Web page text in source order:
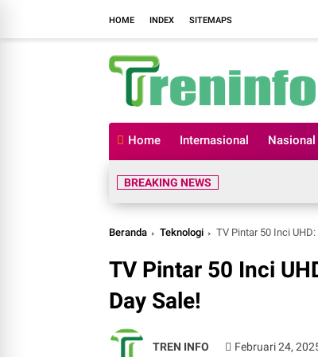
HOME INDEX SITEMAPS
Home Internasional Nasional
BREAKING NEWS
Beranda Teknologi TV Pintar 50 Inci
TV Pintar 50 Inci
Day Sale!
TREN INFO Februari 24,